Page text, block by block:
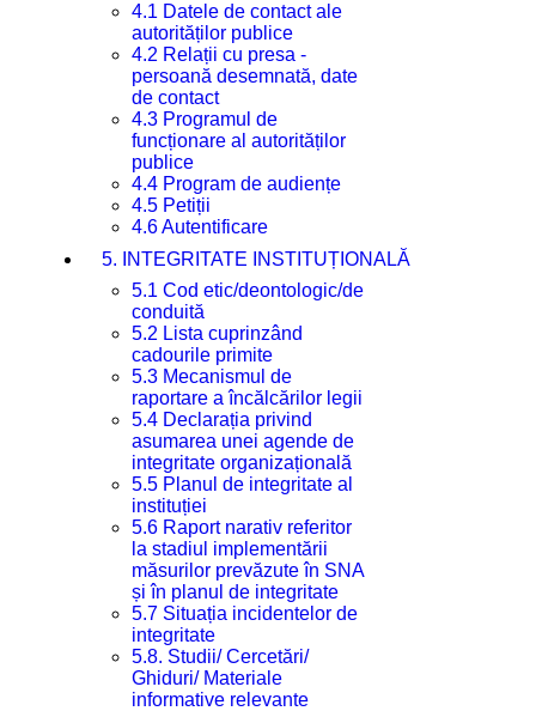
4.1 Datele de contact ale
autorităților publice
4.2 Relații cu presa -
persoană desemnată, date
de contact
4.3 Programul de
funcționare al autorităților
publice
4.4 Program de audiențe
4.5 Petiții
4.6 Autentificare
5. INTEGRITATE INSTITUȚIONALĂ
5.1 Cod etic/deontologic/de
conduită
5.2 Lista cuprinzând
cadourile primite
5.3 Mecanismul de
raportare a încălcărilor legii
5.4 Declarația privind
asumarea unei agende de
integritate organizațională
5.5 Planul de integritate al
instituției
5.6 Raport narativ referitor
la stadiul implementării
măsurilor prevăzute în SNA
și în planul de integritate
5.7 Situația incidentelor de
integritate
5.8. Studii/ Cercetări/
Ghiduri/ Materiale
informative relevante